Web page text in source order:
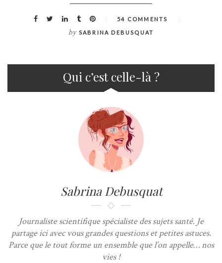
54 COMMENTS
by SABRINA DEBUSQUAT
Qui c’est celle-là ?
Sabrina Debusquat
Journaliste scientifique spécialiste des sujets santé. Je
partage ici avec vous grandes questions et petites astuces.
Parce que le tout forme un ensemble que l’on appelle… nos
vies !